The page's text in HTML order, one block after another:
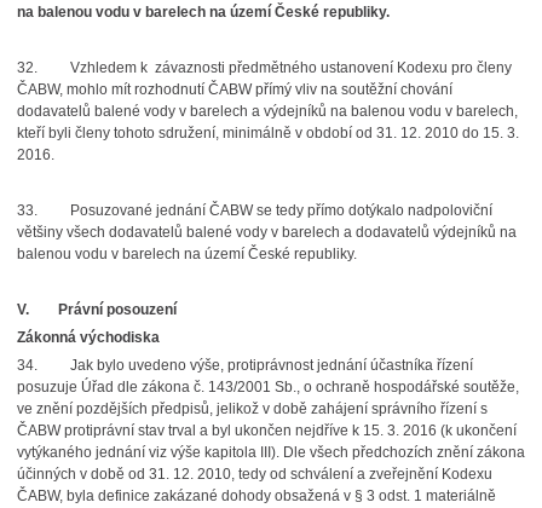
na balenou vodu v barelech na území České republiky.
32.
Vzhledem k závaznosti předmětného ustanovení Kodexu pro členy
ČABW, mohlo mít rozhodnutí ČABW přímý vliv na soutěžní chování
dodavatelů balené vody v barelech a výdejníků na balenou vodu v barelech,
kteří byli členy tohoto sdružení, minimálně v období od 31. 12. 2010 do 15. 3.
2016.
33.
Posuzované jednání ČABW se tedy přímo dotýkalo nadpoloviční
většiny všech dodavatelů balené vody v barelech a dodavatelů výdejníků na
balenou vodu v barelech na území České republiky.
V.
Právní posouzení
Zákonná východiska
34.
Jak bylo uvedeno výše, protiprávnost jednání účastníka řízení
posuzuje Úřad dle zákona č. 143/2001 Sb., o ochraně hospodářské soutěže,
ve znění pozdějších předpisů, jelikož v době zahájení správního řízení s
ČABW protiprávní stav trval a byl ukončen nejdříve k 15. 3. 2016 (k ukončení
vytýkaného jednání viz výše kapitola III). Dle všech předchozích znění zákona
účinných v době od 31. 12. 2010, tedy od schválení a zveřejnění Kodexu
ČABW, byla definice zakázané dohody obsažená v § 3 odst. 1 materiálně